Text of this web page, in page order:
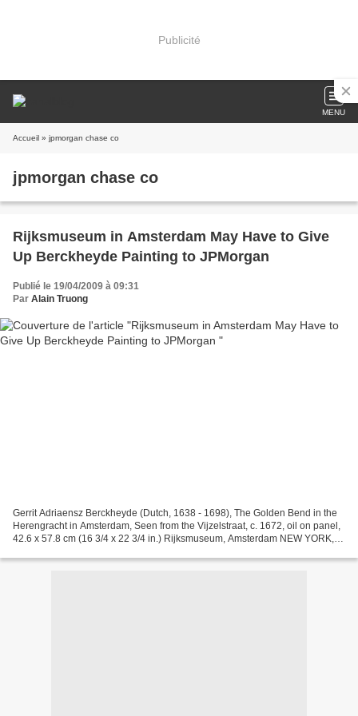
Publicité
MENU
Accueil » jpmorgan chase co
jpmorgan chase co
Rijksmuseum in Amsterdam May Have to Give
Up Berckheyde Painting to JPMorgan
Publié le 19/04/2009 à 09:31
Par Alain Truong
Gerrit Adriaensz Berckheyde (Dutch, 1638 - 1698), The Golden Bend in the
Herengracht in Amsterdam, Seen from the Vijzelstraat, c. 1672, oil on panel,
42.6 x 57.8 cm (16 3/4 x 22 3/4 in.) Rijksmuseum, Amsterdam NEW YORK,